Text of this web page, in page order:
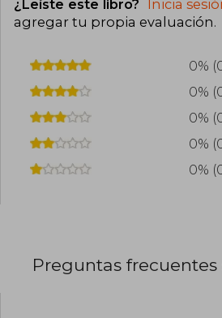
¿Leíste este libro? Inicia
agregar tu propia evaluación.
0%
0%
0%
0%
0%
Preguntas